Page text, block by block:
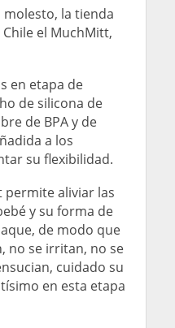
la tienda
el MuchMitt,
en etapa de
de silicona de
de BPA y de
a los
su flexibilidad.
permite aliviar las
y su forma de
de modo que
no se irritan, no se
cuidado su
en esta etapa